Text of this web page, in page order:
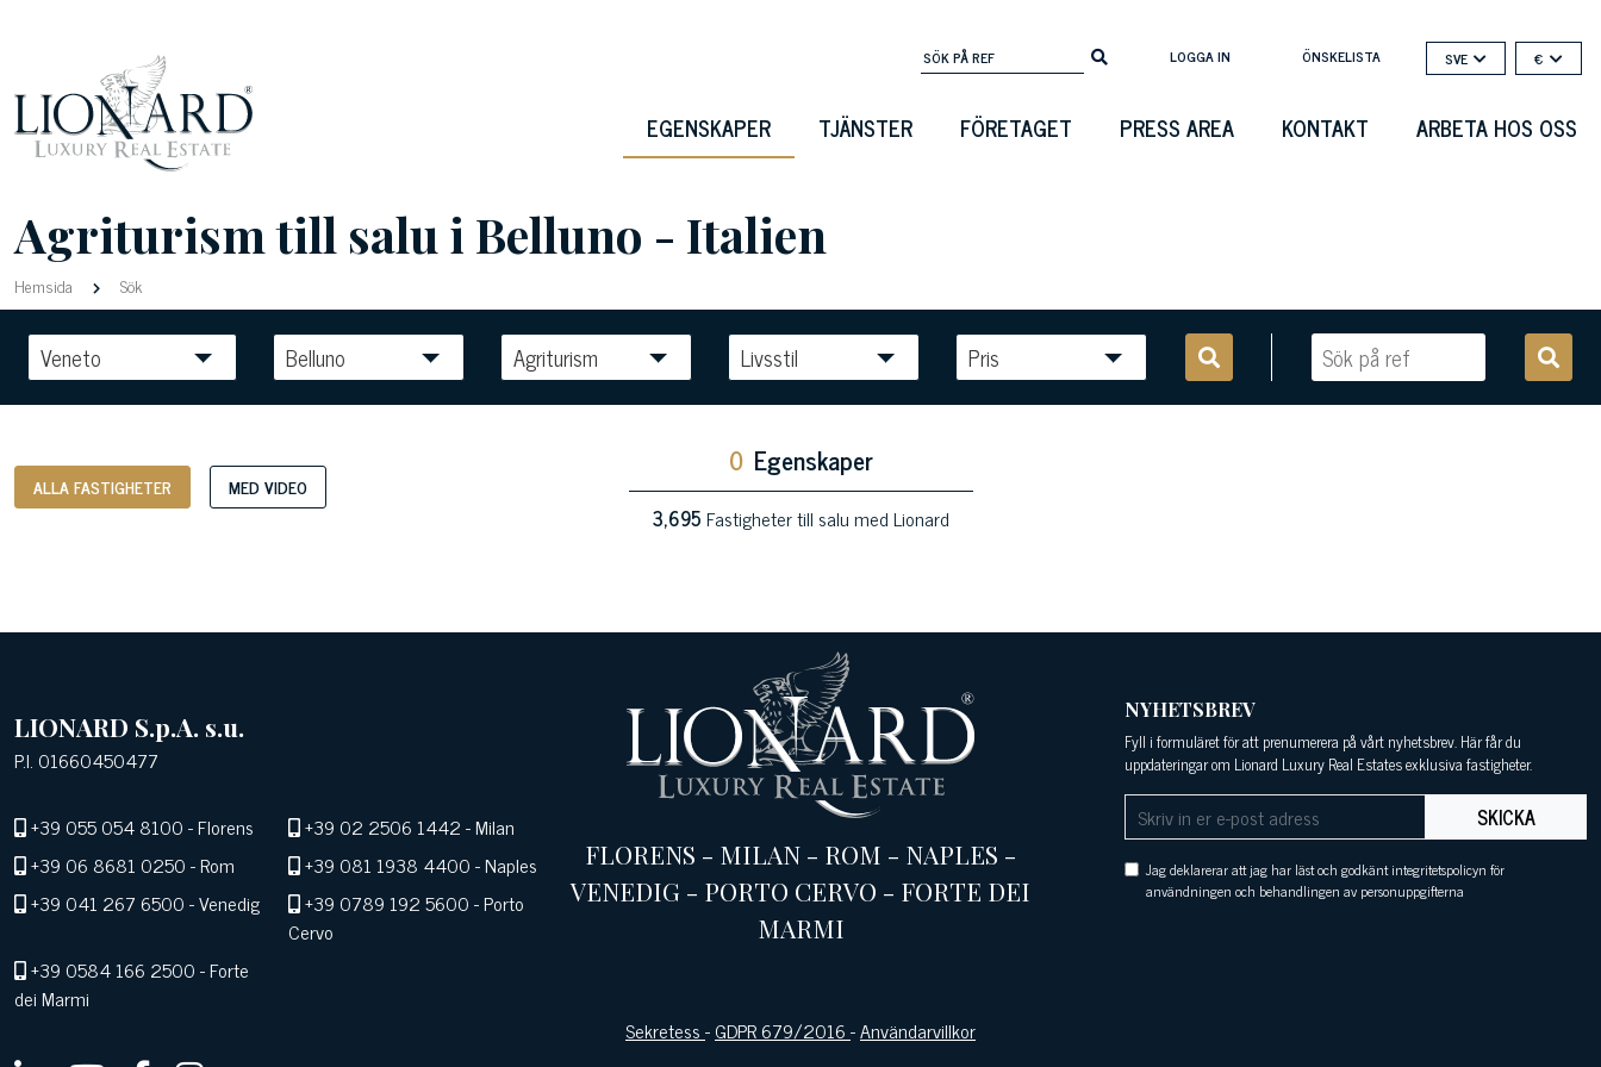
LOGGA IN ÖNSKELISTA SVE €
EGENSKAPER TJÄNSTER FÖRETAGET PRESS AREA KONTAKT ARBETA HOS OSS
Agriturism till salu i Belluno - Italien
Hemsida Sök
Veneto Belluno Agriturism Livsstil Pris
ALLA FASTIGHETER MED VIDEO
0 Egenskaper
3,695Fastigheter till salu med Lionard
LIONARD S.p.A. s.u.
P.I. 01660450477
+39 055 054 8100- Florens +39 02 2506 1442- Milan
+39 06 8681 0250- Rom +39 081 1938 4400- Naples
+39 041 267 6500- Venedig +39 0789 192 5600- Porto
Cervo
+39 0584 166 2500- Forte
dei Marmi
FLORENS - MILAN - ROM - NAPLES -
VENEDIG - PORTO CERVO - FORTE DEI
MARMI
Sekretess-GDPR 679/2016-Användarvillkor
NYHETSBREV
Fyll i formuläret för att prenumerera på vårt nyhetsbrev. Här får du
uppdateringar om Lionard Luxury Real Estates exklusiva fastigheter.
SKICKA
Jag deklarerar att jag har läst och godkänt integritetspolicyn för
användningen och behandlingen av personuppgifterna